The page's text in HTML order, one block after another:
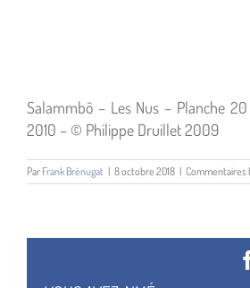
Salammbô – Les Nus – Planche
2010 – © Philippe Druillet 2009
Par Frank Brénugat | 8 octobre 2018 | Commentaires